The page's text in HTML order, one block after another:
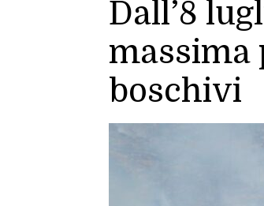
Dall’8
massima
boschivi